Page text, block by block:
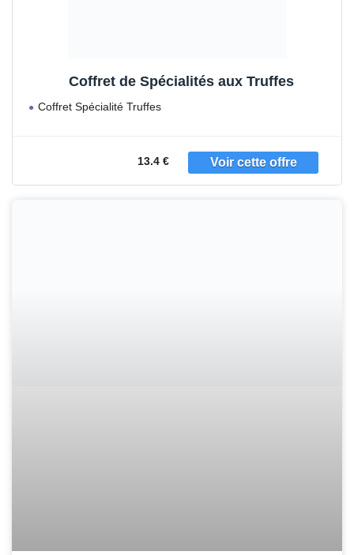
Coffret de Spécialités aux Truffes
Coffret Spécialité Truffes
13.4 €